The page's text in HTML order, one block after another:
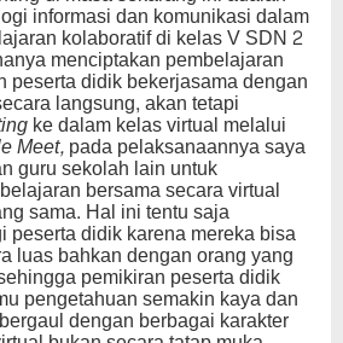
informasi dan komunikasi dalam
kolaboratif di kelas V SDN 2
menciptakan pembelajaran
peserta didik bekerjasama dengan
langsung, akan tetapi
ke dalam kelas virtual melalui
Meet,pada pelaksanaannya saya
guru sekolah lain untuk
bersama secara virtual
sama. Hal ini tentu saja
peserta didik karena mereka bisa
luas bahkan dengan orang yang
pemikiran peserta didik
pengetahuan semakin kaya dan
dengan berbagai karakter